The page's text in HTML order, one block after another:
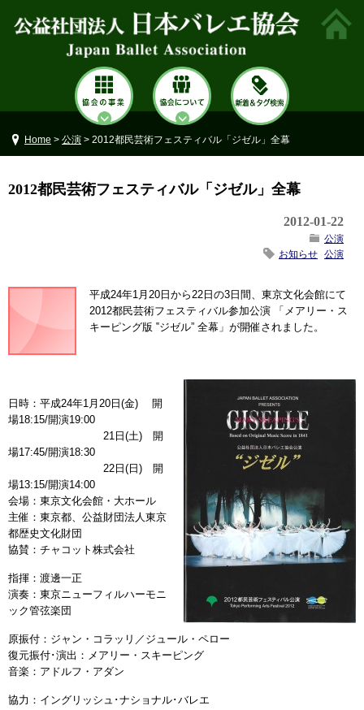
Home > 公演 > 2012都民芸術フェスティバル「ジゼル」全幕
2012都民芸術フェスティバル「ジゼル」全幕
2012-01-22
公演
お知らせ 公演
平成24年1月20日から22日の3日間、東京文化会館にて
2012都民芸術フェスティバル参加公演 「メアリー・ス
キーピング版 ‟ジゼル” 全幕」が開催されました。
日時：平成24年1月20日(金) 開
場18:15/開演19:00
21日(土) 開
場17:45/開演18:30
22日(日) 開
場13:15/開演14:00
会場：東京文化会館・大ホール
主催：東京都、公益財団法人東京
都歴史文化財団
協賛：チャコット株式会社
指揮：渡邊一正
演奏：東京ニューフィルハーモニ
ック管弦楽団
原振付：ジャン・コラッリ／ジュール・ペロー
復元振付･演出：メアリー・スキーピング
音楽：アドルフ・アダン
協力：イングリッシュ･ナショナル･バレエ